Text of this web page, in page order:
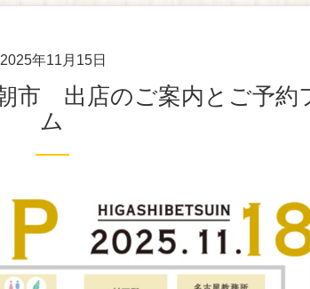
2025年11月15日
ム